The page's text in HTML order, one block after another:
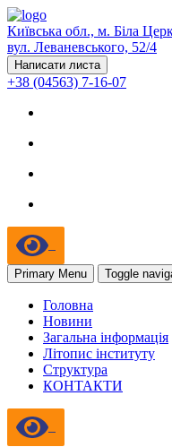
Київська обл., м. Біла
вул. Леваневського, 52/4
Написати листа
+38 (04563) 7-16-07
Primary Menu Toggle
Головна
Новини
Загальна інформація
Літопис інституту
Структура
КОНТАКТИ